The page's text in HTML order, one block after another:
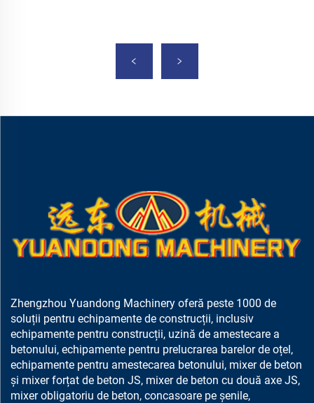
Zhengzhou Yuandong Machinery oferă peste 1000 de
soluții pentru echipamente de construcții, inclusiv
echipamente pentru construcții, uzină de amestecare a
betonului, echipamente pentru prelucrarea barelor de oțel,
echipamente pentru amestecarea betonului, mixer de beton
și mixer forțat de beton JS, mixer de beton cu două axe JS,
mixer obligatoriu de beton, concasoare pe șenile,